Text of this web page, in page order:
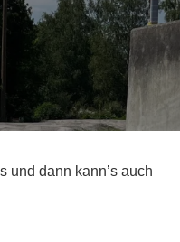
und dann kann’s auch